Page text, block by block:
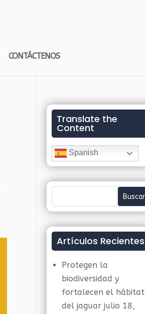
CONTÁCTENOS
Translate the
Content
Spanish
Artículos Recientes
Protegen la
biodiversidad y
fortalecen el hábitat
del jaguar julio 18,